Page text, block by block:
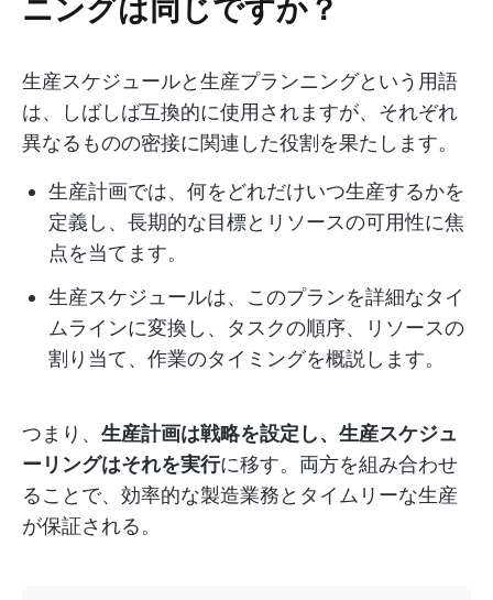
生産スケジュールと生産プランニングという用語
は、しばしば互換的に使用されますが、それぞれ
異なるものの密接に関連した役割を果たします。
生産計画では、何をどれだけいつ生産するかを
定義し、長期的な目標とリソースの可用性に焦
点を当てます。
生産スケジュールは、このプランを詳細なタイ
ムラインに変換し、タスクの順序、リソースの
割り当て、作業のタイミングを概説します。
つまり、 生産計画は戦略を設定し、生産スケジュ
ーリングはそれを実行に移す。両方を組み合わせ
ることで、効率的な製造業務とタイムリーな生産
が保証される。